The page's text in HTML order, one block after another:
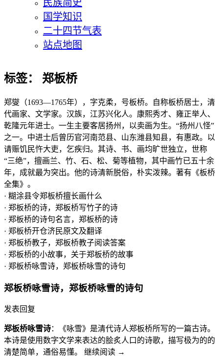
民族简史
国学知识
二十四节气表
站点地图
标签： 郑板桥
郑燮（1693—1765年），字克柔，号板桥。自称板桥居士，清
代画家、文学家。汉族，江苏兴化人。康熙秀才、雍正举人、
乾隆元年进士。一生主要客居扬州，以卖画为生。“扬州八怪”
之一。中进士后曾历官河南范县、山东潍县知县，有惠政。以
请赈饥民忤大吏，乞疾归。其诗、书、画均旷世独立，世称
“三绝”，擅画兰、竹、石、松、菊等植物，其中画竹已五十余
年，成就最为突出。他的诗清新脱俗，朴实泼辣。著有《板桥
全集》。
· 糊涂县令郑板桥擅长画什么
· 郑板桥的诗，郑板桥写竹子的诗
· 郑板桥的诗句名言，郑板桥的诗
· 郑板桥开仓济民原文及翻译
· 郑板桥教子，郑板桥教子阅读答案
· 郑板桥的小故事，关于郑板桥的故事
· 郑板桥咏雪诗，郑板桥咏雪的诗句
郑板桥咏雪诗，郑板桥咏雪的诗句
发表回复
郑板桥咏雪诗：《咏雪》是清代诗人郑板桥所写的一篇古诗。
本诗是使用数字文学来表达的脍炙人口的诗歌，描写极为的的
清楚简单，通俗易懂。 继续阅读 →